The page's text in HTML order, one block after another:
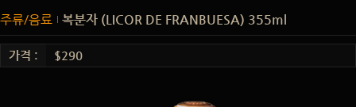
주류/음료 복분자 (LICOR DE FRANBUESA) 355ml
가격 : $290